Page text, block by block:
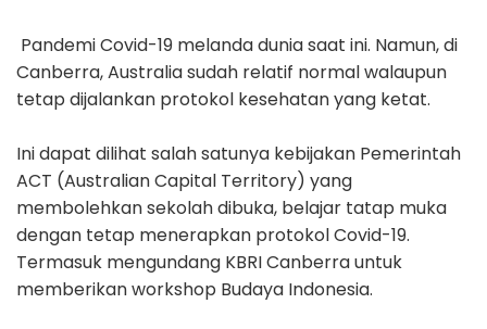
Pandemi Covid-19 melanda dunia saat ini. Namun, di
Canberra, Australia sudah relatif normal walaupun
tetap dijalankan protokol kesehatan yang ketat.
Ini dapat dilihat salah satunya kebijakan Pemerintah
ACT (Australian Capital Territory) yang
membolehkan sekolah dibuka, belajar tatap muka
dengan tetap menerapkan protokol Covid-19.
Termasuk mengundang KBRI Canberra untuk
memberikan workshop Budaya Indonesia.